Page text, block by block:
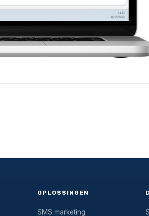
OPLOSSINGEN
SMS marketing